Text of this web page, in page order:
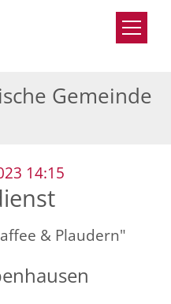
Gemeinde
14:15
& Plaudern"